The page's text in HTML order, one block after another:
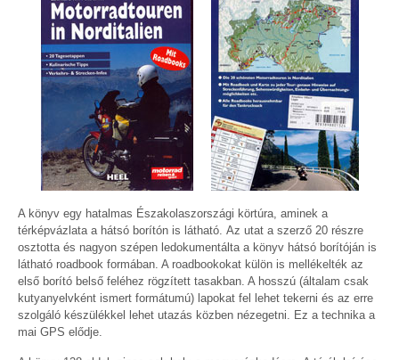
A könyv egy hatalmas Északolaszországi körtúra, aminek a
térképvázlata a hátsó borítón is látható. Az utat a szerző 20 részre
osztotta és nagyon szépen ledokumentálta a könyv hátsó borítóján is
látható roadbook formában. A roadbookokat külön is mellékelték az
első borító belső feléhez rögzített tasakban. A hosszú (általam csak
kutyanyelvként ismert formátumú) lapokat fel lehet tekerni és az erre
szolgáló készülékkel lehet utazás közben nézegetni. Ez a technika a
mai GPS elődje.